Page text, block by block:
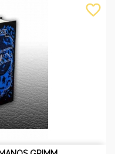
favorite_border